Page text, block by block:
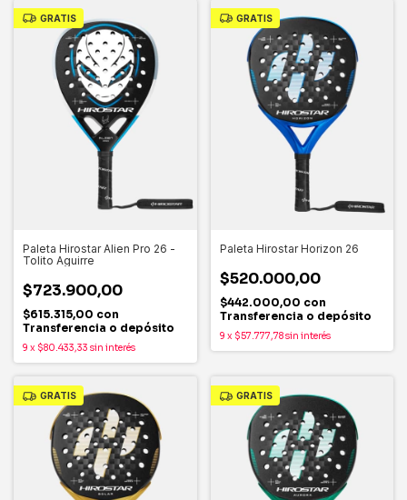
GRATIS
Paleta Hirostar Alien Pro 26 -
Tolito Aguirre
$723.900,00
$615.315,00 con
Transferencia o depósito
9 x $80.433,33 sin interés
GRATIS
Paleta Hirostar Horizon 26
$520.000,00
$442.000,00 con
Transferencia o depósito
9 x $57.777,78sin interés
GRATIS GRATIS